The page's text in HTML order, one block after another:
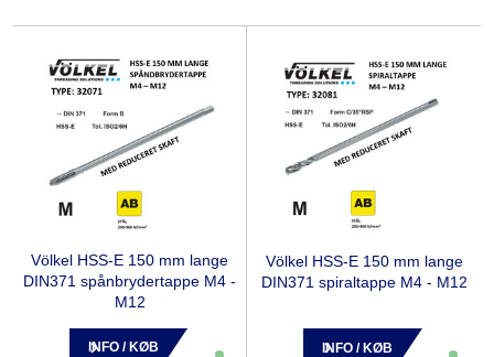
Völkel HSS-E 150 mm lange
DIN371 spånbrydertappe M4 -
M12
INFO / KØB
Völkel HSS-E 150 mm lange
DIN371 spiraltappe M4 - M12
INFO / KØB